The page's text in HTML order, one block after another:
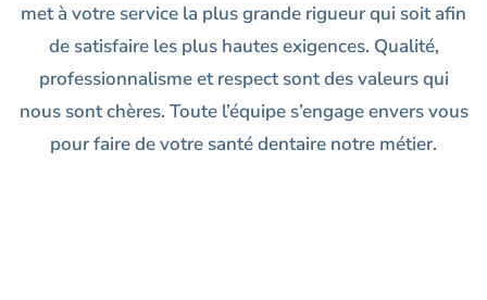
met à votre service la plus grande rigueur qui soit afin
de satisfaire les plus hautes exigences. Qualité,
professionnalisme et respect sont des valeurs qui
nous sont chères. Toute l’équipe s’engage envers vous
pour faire de votre santé dentaire notre métier.